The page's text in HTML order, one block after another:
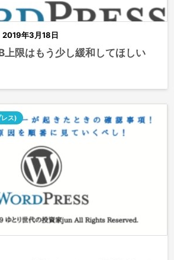
2019年3月18日
限はもう少し緩和してほしい
ス)